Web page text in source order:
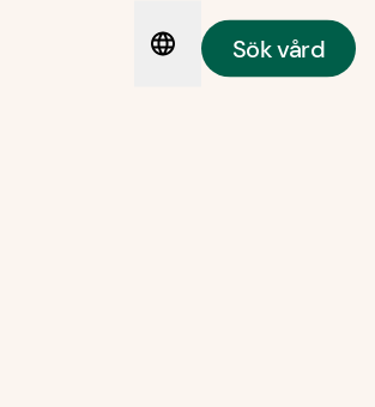
Sök vård